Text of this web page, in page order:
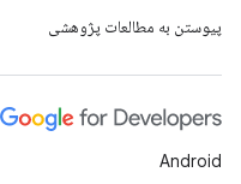
پیوستن به مطالعات پژوهشی
Android